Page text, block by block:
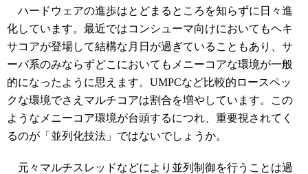
ハードウェアの進歩はとどまるところを知らずに日々進
化しています。最近ではコンシューマ向けにおいてもヘキ
サコアが登場して結構な月日が過ぎていることもあり、サ
ーバ系のみならずどこにおいてもメニーコアな環境が一般
的になったように思えます。UMPCなど比較的ロースペッ
クな環境でさえマルチコアは割合を増やしています。この
ようなメニーコア環境が台頭するにつれ、重要視されてく
るのが「並列化技法」ではないでしょうか。
元々マルチスレッドなどにより並列制御を行うことは過